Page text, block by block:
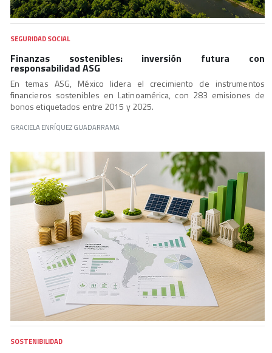
SEGURIDAD SOCIAL
Finanzas sostenibles: inversión futura con
responsabilidad ASG
En temas ASG, México lidera el crecimiento de instrumentos
financieros sostenibles en Latinoamérica, con 283 emisiones de
bonos etiquetados entre 2015 y 2025.
GRACIELA ENRÍQUEZ GUADARRAMA
SOSTENIBILIDAD